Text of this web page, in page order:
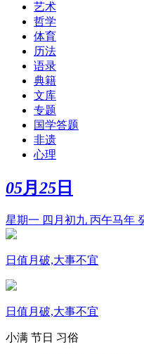
艺术
哲学
体育
历法
语录
典籍
文库
专题
国学答题
非遗
心理
05月 25 日
星期一 四月初九 丙午马年
日值月破,大事不宜
日值月破,大事不宜
小满 节日 习俗